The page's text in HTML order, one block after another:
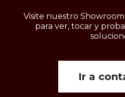
Visite nuestro
para ver, tocar y
Ir a